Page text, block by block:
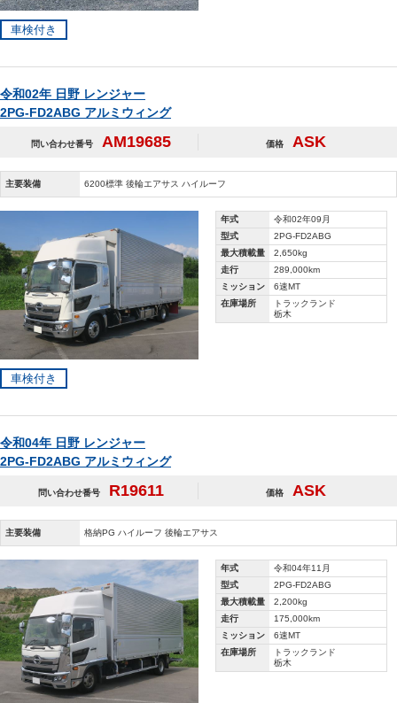
車検付き
令和02年 日野 レンジャー
2PG-FD2ABG アルミウィング
問い合わせ番号 AM19685 価格 ASK
主要装備 6200標準 後輪エアサス ハイルーフ
年式
令和02年09月
型式
2PG-FD2ABG
最大積載量
2,650kg
走行
289,000km
ミッション
6速MT
在庫場所
トラックランド
栃木
車検付き
令和04年 日野 レンジャー
2PG-FD2ABG アルミウィング
問い合わせ番号 R19611 価格 ASK
主要装備 格納PG ハイルーフ 後輪エアサス
年式
令和04年11月
型式
2PG-FD2ABG
最大積載量
2,200kg
走行
175,000km
ミッション
6速MT
在庫場所
トラックランド
栃木